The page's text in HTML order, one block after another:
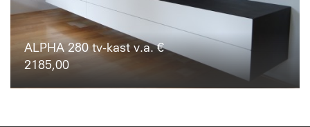
ALPHA 280 tv-kast v.a. €
2185,00